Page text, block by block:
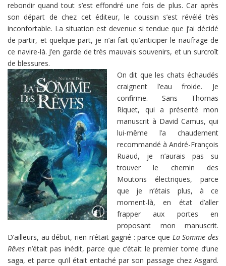
rebondir quand tout s’est effondré une fois de plus. Car après
son départ de chez cet éditeur, le coussin s’est révélé très
inconfortable. La situation est devenue si tendue que j’ai décidé
de partir, et quelque part, je n’ai fait qu’anticiper le naufrage de
ce navire-là. J’en garde de très mauvais souvenirs, et un surcroît
de blessures.
On dit que les chats échaudés
craignent l’eau froide. Je
confirme. Sans Thomas
Riquet, qui a présenté mon
manuscrit à David Camus, qui
lui-même l’a chaudement
recommandé à André-François
Ruaud, je n’aurais pas su
trouver le chemin des
Moutons électriques, parce
que je n’étais plus, à ce
moment-là, en état d’aller
frapper aux portes en
proposant mon manuscrit.
D’ailleurs, au début, rien n’était gagné : parce que La Somme des
Rêves n’était pas inédit, parce que c’était le premier tome d’une
saga, et parce qu’il était entaché par son passage chez Asgard.